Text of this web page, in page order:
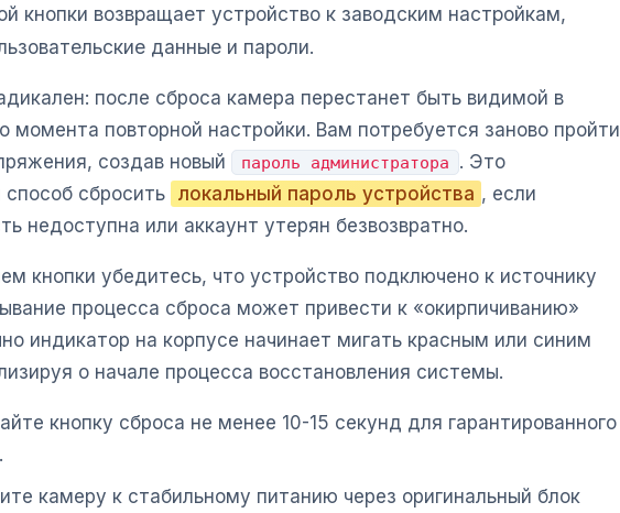
кнопки возвращает устройство к заводским настройкам,
данные и пароли.
после сброса камера перестанет быть видимой в
момента повторной настройки. Вам потребуется заново пройти
создав новый
пароль администратора
. Это
сбросить локальный пароль устройства , если
недоступна или аккаунт утерян безвозвратно.
кнопки убедитесь, что устройство подключено к источнику
процесса сброса может привести к «окирпичиванию»
индикатор на корпусе начинает мигать красным или синим
о начале процесса восстановления системы.
кнопку сброса не менее 10-15 секунд для гарантированного
камеру к стабильному питанию через оригинальный блок